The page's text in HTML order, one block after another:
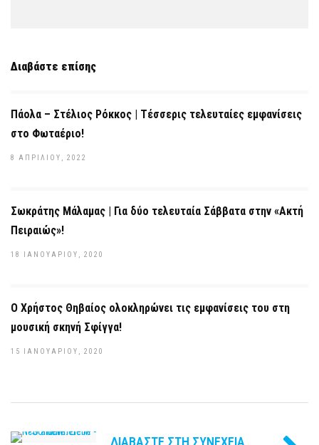
Διαβάστε επίσης
Πάολα – Στέλιος Ρόκκος | Τέσσερις τελευταίες εμφανίσεις
στο Φωταέριο!
8 ΑΠΡΙΛΊΟΥ, 2022
Σωκράτης Μάλαμας | Για δύο τελευταία Σάββατα στην «Ακτή
Πειραιώς»!
18 ΙΑΝΟΥΑΡΊΟΥ, 2020
Ο Χρήστος Θηβαίος ολοκληρώνει τις εμφανίσεις του στη
μουσική σκηνή Σφίγγα!
15 ΙΑΝΟΥΑΡΊΟΥ, 2020
ΔΙΑΒΆΣΤΕ ΣΤΗ ΣΥΝΈΧΕΙΑ